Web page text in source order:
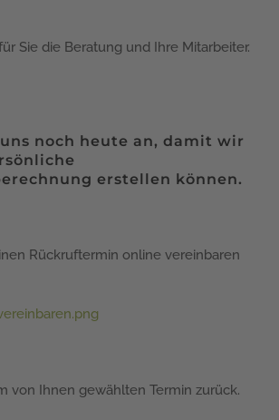
Sie die Beratung und Ihre Mitarbeiter.
noch heute an, damit wir
erstellen können.
Rückruftermin online vereinbaren
von Ihnen gewählten Termin zurück.